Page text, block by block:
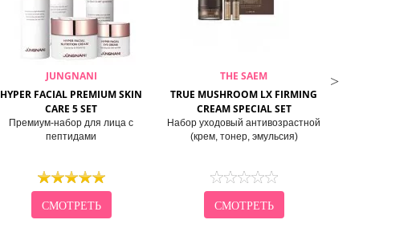
JUNGNANI
HYPER FACIAL PREMIUM SKIN
CARE 5 SET
Премиум-набор для лица с
пептидами
СМОТРЕТЬ
THE SAEM
TRUE MUSHROOM LX FIRMING
CREAM SPECIAL SET
Набор уходовый антивозрастной
(крем, тонер, эмульсия)
СМОТРЕТЬ